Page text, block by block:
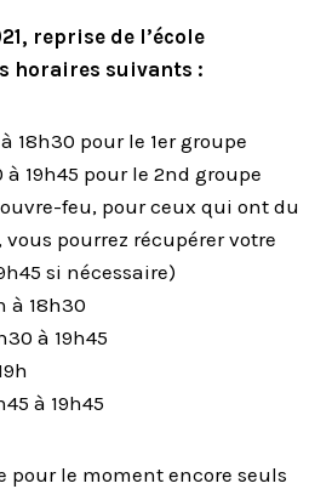
reprise de l’école
horaires suivants :
18h30 pour le 1er groupe
à 19h45 pour le 2nd groupe
feu, pour ceux qui ont du
pourrez récupérer votre
si nécessaire)
à 18h30
à 19h45
à 19h45
pour le moment encore seuls